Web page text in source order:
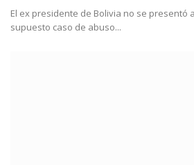
El ex presidente de Bolivia no se presentó
supuesto caso de abuso...